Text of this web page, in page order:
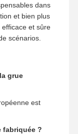
dans
et bien plus
et sûre
scénarios.
grue
est
fabriquée ?